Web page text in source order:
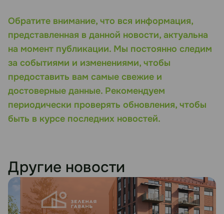
Обратите внимание, что вся информация,
представленная в данной новости, актуальна
на момент публикации. Мы постоянно следим
за событиями и изменениями, чтобы
предоставить вам самые свежие и
достоверные данные. Рекомендуем
периодически проверять обновления, чтобы
быть в курсе последних новостей.
Другие новости